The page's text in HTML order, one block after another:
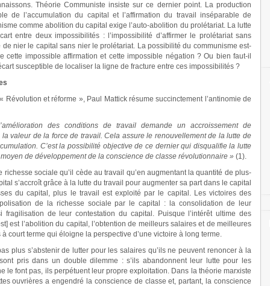
Théorie Communiste insiste sur ce dernier point. La production
de l’accumulation du capital et l’affirmation du travail inséparable de
comme abolition du capital exige l’auto-abolition du prolétariat. La lutte
entre deux impossibilités : l’impossibilité d’affirmer le prolétariat sans
de nier le capital sans nier le prolétariat. La possibilité du communisme est-
cette impossible affirmation et cette impossible négation ? Ou bien faut-il
susceptible de localiser la ligne de fracture entre ces impossibilités ?
Révolution et réforme », Paul Mattick résume succinctement l’antinomie de
des conditions de travail demande un accroissement de
valeur de la force de travail. Cela assure le renouvellement de la lutte de
C’est la possibilité objective de ce dernier qui disqualifie la lutte
de développement de la conscience de classe révolutionnaire » (1).
richesse sociale qu’il cède au travail qu’en augmentant la quantité de plus-
s’accroît grâce à la lutte du travail pour augmenter sa part dans le capital
du capital, plus le travail est exploité par le capital. Les victoires des
de la richesse sociale par le capital : la consolidation de leur
de leur contestation du capital. Puisque l’intérêt ultime des
est l’abolition du capital, l’obtention de meilleurs salaires et de meilleures
court terme qui éloigne la perspective d’une victoire à long terme.
plus s’abstenir de lutter pour les salaires qu’ils ne peuvent renoncer à la
pris dans un double dilemme : s’ils abandonnent leur lutte pour les
le font pas, ils perpétuent leur propre exploitation. Dans la théorie marxiste
ouvrières a engendré la conscience de classe et, partant, la conscience